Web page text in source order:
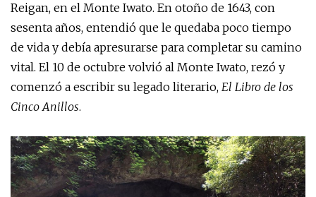
Reigan, en el Monte Iwato. En otoño de 1643, con
sesenta años, entendió que le quedaba poco tiempo
de vida y debía apresurarse para completar su camino
vital. El 10 de octubre volvió al Monte Iwato, rezó y
comenzó a escribir su legado literario, El Libro de los
Cinco Anillos.